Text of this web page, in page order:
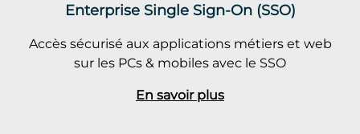
Enterprise Single Sign-On (SSO)
Accès sécurisé aux applications métiers et web
sur les PCs & mobiles avec le SSO
En savoir plus